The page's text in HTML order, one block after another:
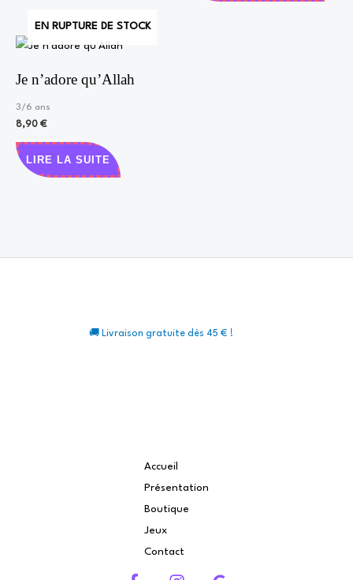
EN RUPTURE DE STOCK
Je n’adore qu’Allah
3/6 ans
8,90 €
LIRE LA SUITE
🚚 Livraison gratuite dès 45 € !
Accueil
Présentation
Boutique
Jeux
Contact